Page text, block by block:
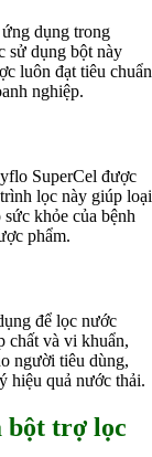
dụng trong
sử dụng bột này
luôn đạt tiêu chuẩn
nghiệp.
SuperCel được
lọc này giúp loại
khỏe của bệnh
phẩm.
để lọc nước
chất và vi khuẩn,
người tiêu dùng,
hiệu quả nước thải.
bột trợ lọc